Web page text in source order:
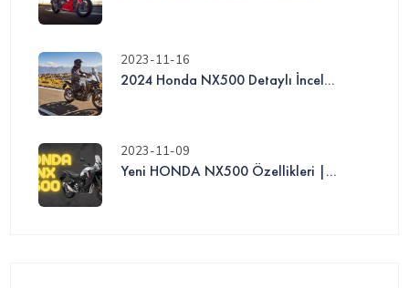
2023-11-16
2024 Honda NX500 Detaylı İncel...
2023-11-09
Yeni HONDA NX500 Özellikleri |...